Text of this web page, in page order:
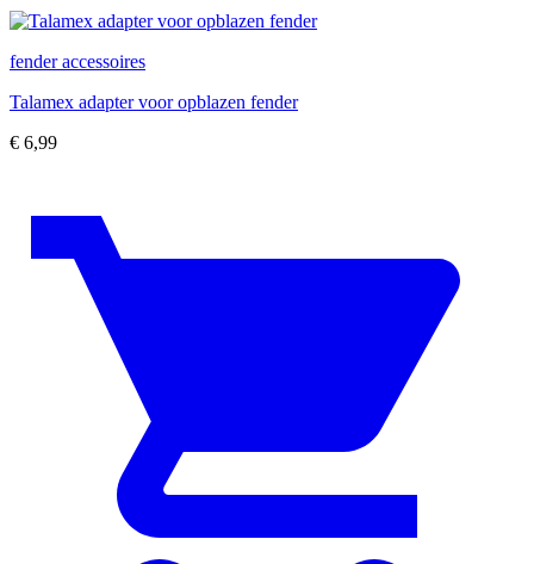
fender accessoires
Talamex adapter voor opblazen fender
€ 6,99